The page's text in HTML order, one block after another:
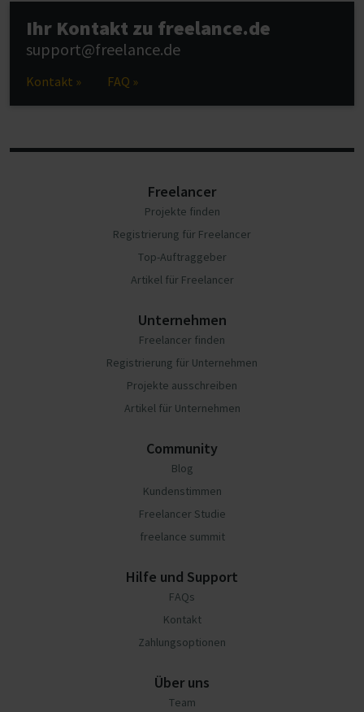
Ihr Kontakt zu freelance.de
support@freelance.de
Kontakt » FAQ »
Freelancer
Projekte finden
Registrierung für Freelancer
Top-Auftraggeber
Artikel für Freelancer
Unternehmen
Freelancer finden
Registrierung für Unternehmen
Projekte ausschreiben
Artikel für Unternehmen
Community
Blog
Kundenstimmen
Freelancer Studie
freelance summit
Hilfe und Support
FAQs
Kontakt
Zahlungsoptionen
Über uns
Team